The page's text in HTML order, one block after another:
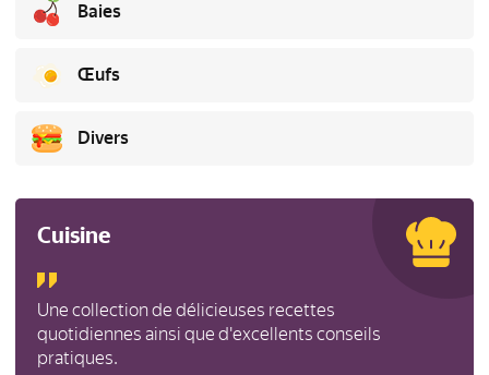
Baies
Œufs
Divers
Cuisine
Une collection de délicieuses recettes
quotidiennes ainsi que d'excellents conseils
pratiques.